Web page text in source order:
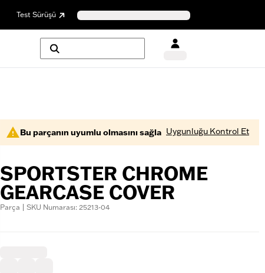
Test Sürüşü
Bu parçanın uyumlu olmasını sağla Uygunluğu Kontrol Et
SPORTSTER CHROME
GEARCASE COVER
Parça | SKU Numarası: 25213-04